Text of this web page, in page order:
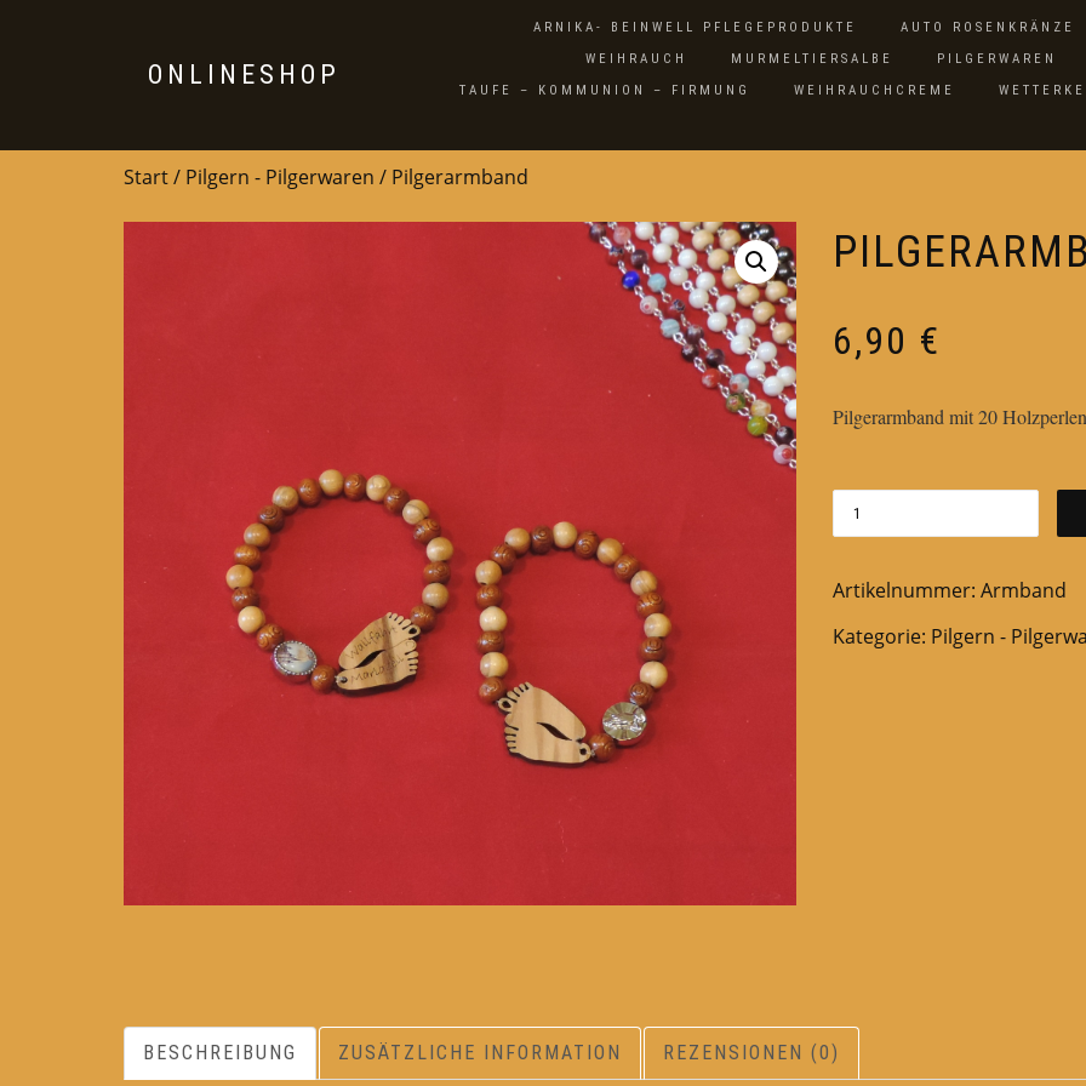
ONLINESHOP
ARNIKA- BEINWELL PFLEGEPRODUKTE
AUTO ROSENKRÄNZE
WEIHRAUCH
MURMELTIERSALBE
PILGERWAREN
TAUFE – KOMMUNION – FIRMUNG
WEIHRAUCHCREME
Start/ Pilgern - Pilgerwaren / Pilgerarmband
6,90 €
Pilgerarmband mit 20
Artikelnummer: Armband
Kategorie: Pilgern -
BESCHREIBUNG ZUSÄTZLICHE INFORMATION REZENSIONEN (0)